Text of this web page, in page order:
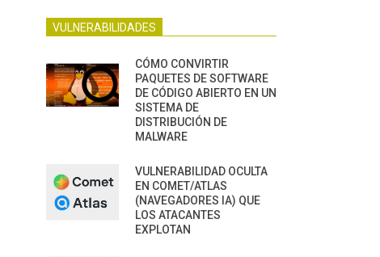
VULNERABILIDADES
CÓMO CONVIRTIR
PAQUETES DE SOFTWARE
DE CÓDIGO ABIERTO EN UN
SISTEMA DE
DISTRIBUCIÓN DE
MALWARE
VULNERABILIDAD OCULTA
EN COMET/ATLAS
(NAVEGADORES IA) QUE
LOS ATACANTES
EXPLOTAN